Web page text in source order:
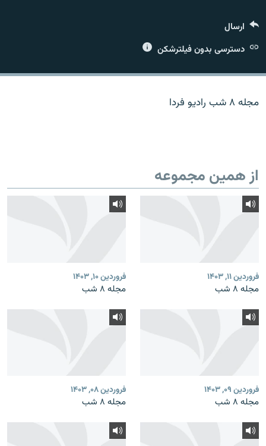
زبان‌های دیگر
ارسال
دسترسی بدون فیلترشکن
مجله ۸ شب رادیو فردا
از همین مجموعه
فروردین ۱۱, ۱۴۰۳
مجله ۸ شب
فروردین ۱۰, ۱۴۰۳
مجله ۸ شب
فروردین ۰۹, ۱۴۰۳
مجله ۸ شب
فروردین ۰۸, ۱۴۰۳
مجله ۸ شب